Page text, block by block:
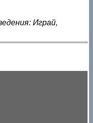
Играй,